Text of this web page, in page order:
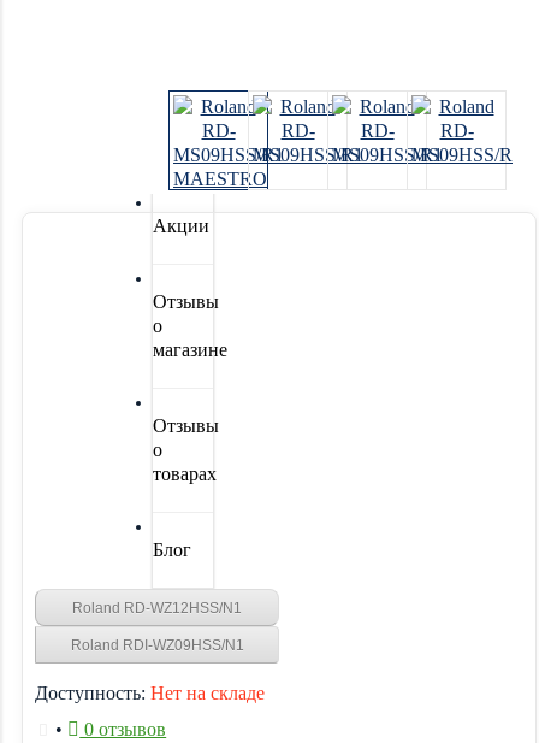
Новинки
Акции
Отзывы
о
магазине
Отзывы
о
товарах
Блог
Roland RD-WZ12HSS/N1
Roland RDI-WZ09HSS/N1
Доступность: Нет на складе
•
0 отзывов